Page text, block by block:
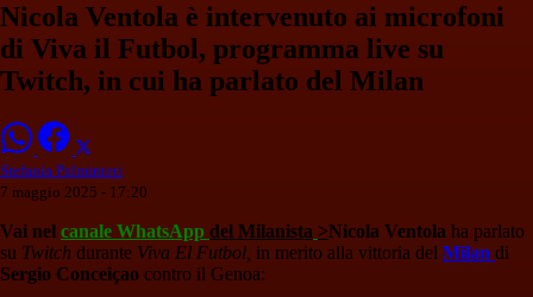
Nicola Ventola è intervenuto ai microfoni
di Viva il Futbol, programma live su
Twitch, in cui ha parlato del Milan
Stefania Palminteri
7 maggio 2025 - 17:20
Vai nel canale WhatsApp del Milanista >Nicola Ventola ha parlato
su Twitch durante Viva El Futbol, in merito alla vittoria del Milan di
Sergio Conceiçao contro il Genoa: